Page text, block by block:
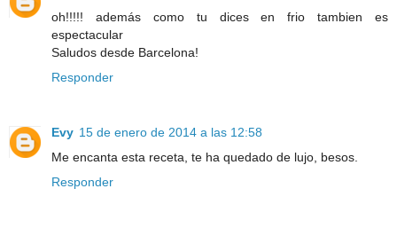
oh!!!!! además como tu dices en frio tambien es
espectacular
Saludos desde Barcelona!
Responder
Evy 15 de enero de 2014 a las 12:58
Me encanta esta receta, te ha quedado de lujo, besos.
Responder